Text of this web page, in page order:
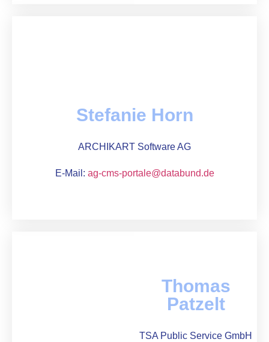
Stefanie Horn
ARCHIKART Software AG
E-Mail: ag-cms-portale@databund.de
Thomas
Patzelt
TSA Public Service GmbH